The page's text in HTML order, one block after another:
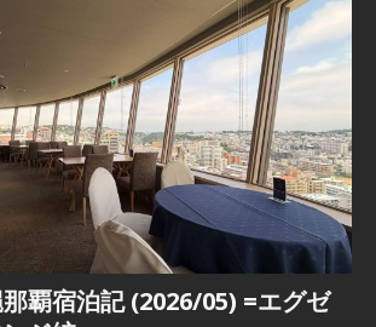
覇宿泊記 (2026/05) =エグゼ